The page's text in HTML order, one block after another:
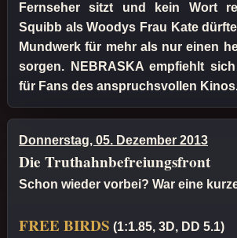
Fernseher sitzt und kein Wort
Squibb als Woodys Frau Kate
Mundwerk für mehr als nur einen
sorgen. NEBRASKA empfiehlt
für Fans des anspruchsvollen
Donnerstag, 05. Dezember 2013
Die Truthahnbefreiungsfront
Schon wieder vorbei? War eine
FREE BIRDS (1:1.85, 3D, DD 5.1)